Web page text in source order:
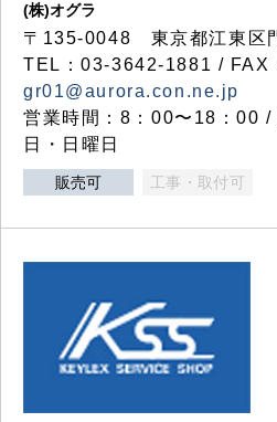
(株)オグラ
〒135-0048 東京都江東区
TEL：03-3642-1881 / FAX
gr01@aurora.con.ne.jp
営業時間：8：00〜18：00 /
日・日曜日
販売可 工事・取付可